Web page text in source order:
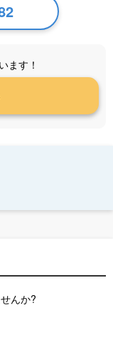
ます！
んか?